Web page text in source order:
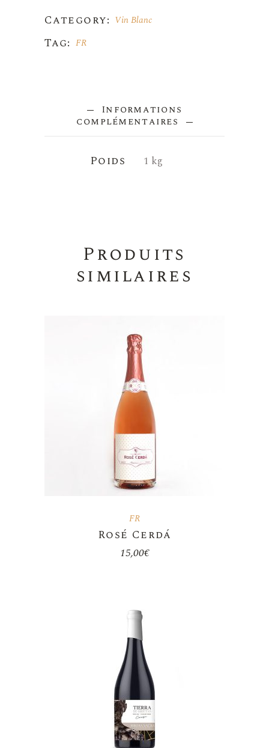
Category: Vin Blanc
Tag: FR
Informations
complémentaires
Poids 1 kg
Produits
similaires
FR
Rosé Cerdá
15,00€